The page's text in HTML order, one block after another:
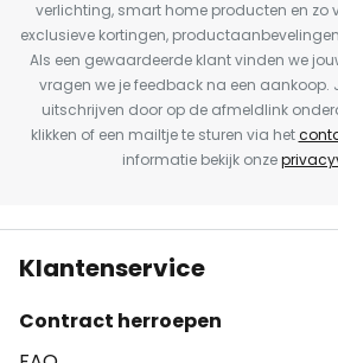
verlichting, smart home producten en zo
exclusieve kortingen,
Als een gewaardeerde klant vinden we
vragen we je feedback na een aankoop.
uitschrijven door op de afmeldlink
klikken of een mailtje te sturen via het
informatie bekijk onze
Klantenservice
Contract herroepen